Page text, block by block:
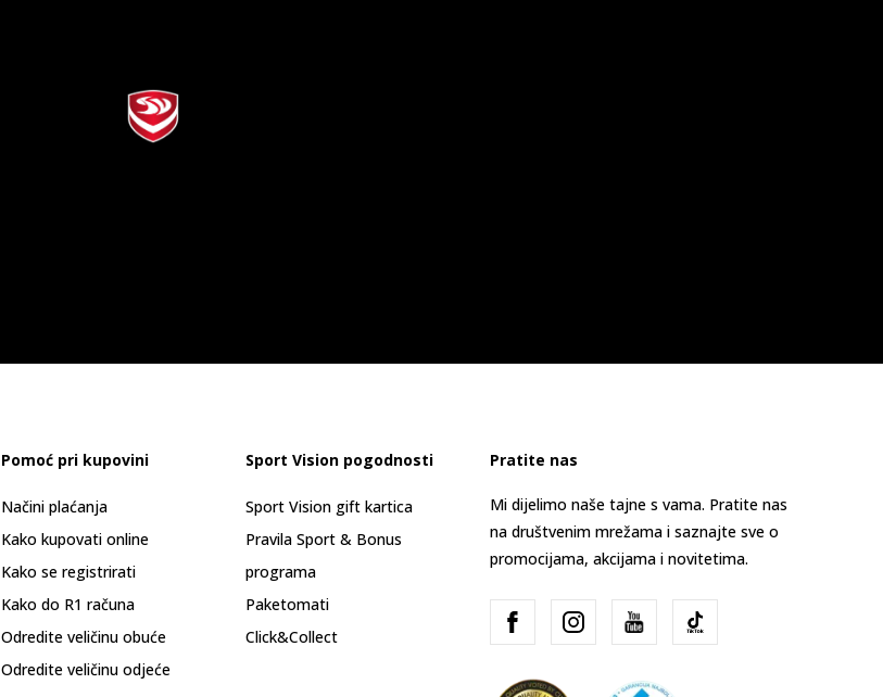
Pomoć pri kupovini
Načini plaćanja
Kako kupovati online
Kako se registrirati
Kako do R1 računa
Odredite veličinu obuće
Odredite veličinu odjeće
Sport Vision pogodnosti
Sport Vision gift kartica
Pravila Sport & Bonus
programa
Paketomati
Click&Collect
Pratite nas
Mi dijelimo naše tajne s vama. Pratite nas
na društvenim mrežama i saznajte sve o
promocijama, akcijama i novitetima.